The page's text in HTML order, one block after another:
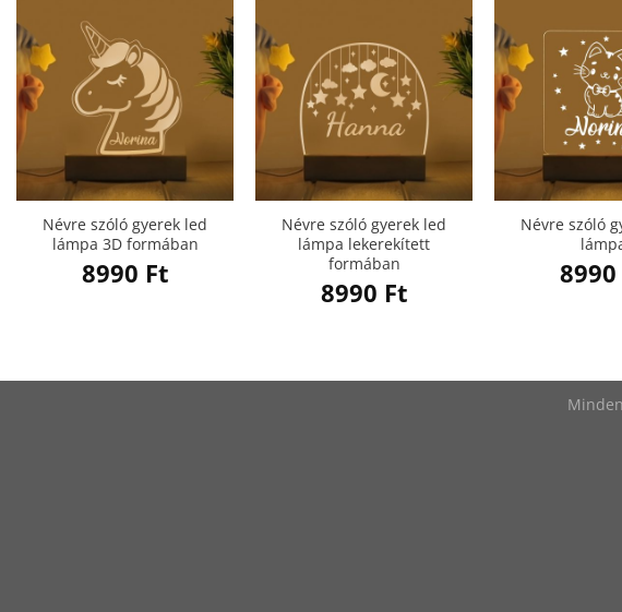
Névre szóló gyerek led
lámpa 3D formában
8990 Ft
Névre szóló gyerek led
lámpa lekerekített
formában
8990 Ft
Névre szóló
8990